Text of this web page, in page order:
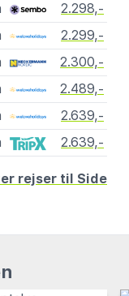
2.298,-
2.299,-
2.300,-
2.489,-
2.639,-
2.639,-
rejser til Side